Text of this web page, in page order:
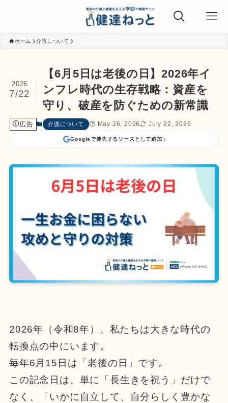
ホーム 介護について
【6月5日は老後の日】2026年イ
ンフレ時代の生存戦略：資産を
守り、破産を防ぐための新常識
2026
7/22
広告 介護について May 26, 2026 July 22, 2026
Googleで優先するソースとして追加
2026年（令和8年）、私たちは大きな時代の
転換点の中にいます。
毎年6月15日は「老後の日」です。
この記念日は、単に「長生きを祝う」だけで
なく、「いかに自立して、自分らしく豊かな